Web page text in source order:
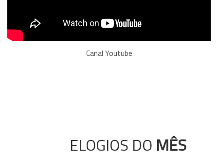
Canal Youtube
ELOGIOS DO MÊS